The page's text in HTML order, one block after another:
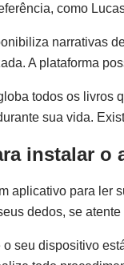
como
narrativas
A plataforma
todos os livros
sua vida.
instalar o
aplicativo para ler
dedos, se
seu dispositivo